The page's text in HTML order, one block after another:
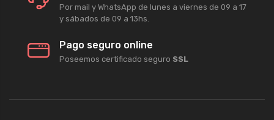
Por mail y WhatsApp de lunes a viernes de 09 a 17
y sábados de 09 a 13hs.
Pago seguro online
Poseemos certificado seguro SSL